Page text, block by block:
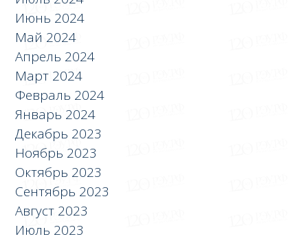
Июнь 2024
Май 2024
Апрель 2024
Март 2024
Февраль 2024
Январь 2024
Декабрь 2023
Ноябрь 2023
Октябрь 2023
Сентябрь 2023
Август 2023
Июль 2023